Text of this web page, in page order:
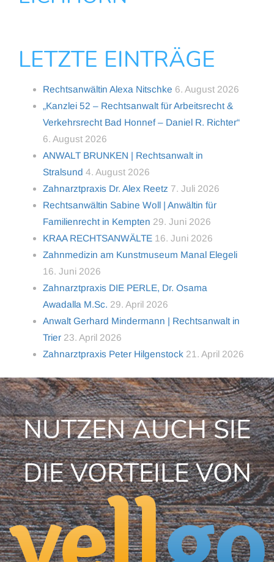
LETZTE EINTRÄGE
Rechtsanwältin Alexa Nitschke 6. August 2026
„Kanzlei 52 – Rechtsanwalt für Arbeitsrecht &
Verkehrsrecht Bad Honnef – Daniel R. Richter“
6. August 2026
ANWALT BRUNKEN | Rechtsanwalt in
Stralsund 4. August 2026
Zahnarztpraxis Dr. Alex Reetz 7. Juli 2026
Rechtsanwältin Sabine Woll | Anwältin für
Familienrecht in Kempten 29. Juni 2026
KRAA RECHTSANWÄLTE 16. Juni 2026
Zahnmedizin am Kunstmuseum Manal Elegeli
16. Juni 2026
Zahnarztpraxis DIE PERLE, Dr. Osama
Awadalla M.Sc. 29. April 2026
Anwalt Gerhard Mindermann | Rechtsanwalt in
Trier 23. April 2026
Zahnarztpraxis Peter Hilgenstock 21. April 2026
NUTZEN AUCH SIE
DIE VORTEILE VON